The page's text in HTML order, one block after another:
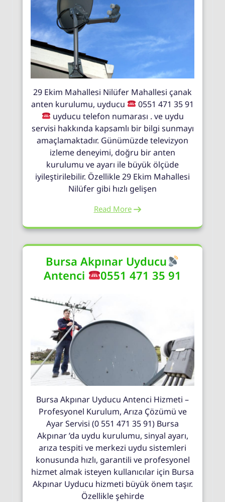
29 Ekim Mahallesi Nilüfer Mahallesi çanak
anten kurulumu, uyducu
0551 471 35 91
uyducu telefon numarası . ve uydu
servisi hakkında kapsamlı bir bilgi sunmayı
amaçlamaktadır. Günümüzde televizyon
izleme deneyimi, doğru bir anten
kurulumu ve ayarı ile büyük ölçüde
iyileştirilebilir. Özellikle 29 Ekim Mahallesi
Nilüfer gibi hızlı gelişen
Read More
Bursa Akpınar Uyducu
Antenci
0551 471 35 91
Bursa Akpınar Uyducu Antenci Hizmeti –
Profesyonel Kurulum, Arıza Çözümü ve
Ayar Servisi (0 551 471 35 91) Bursa
Akpınar ’da uydu kurulumu, sinyal ayarı,
arıza tespiti ve merkezi uydu sistemleri
konusunda hızlı, garantili ve profesyonel
hizmet almak isteyen kullanıcılar için Bursa
Akpınar Uyducu hizmeti büyük önem taşır.
Özellikle şehirde